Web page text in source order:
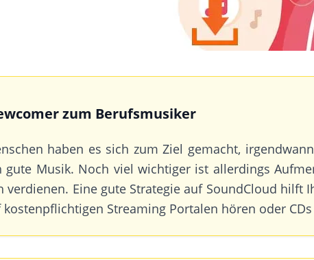
zum Berufsmusiker
haben es sich zum Ziel gemacht,
gute Musik. Noch viel wichtiger ist allerdings
verdienen. Eine gute Strategie auf SoundCloud hilft
kostenpflichtigen Streaming Portalen hören oder